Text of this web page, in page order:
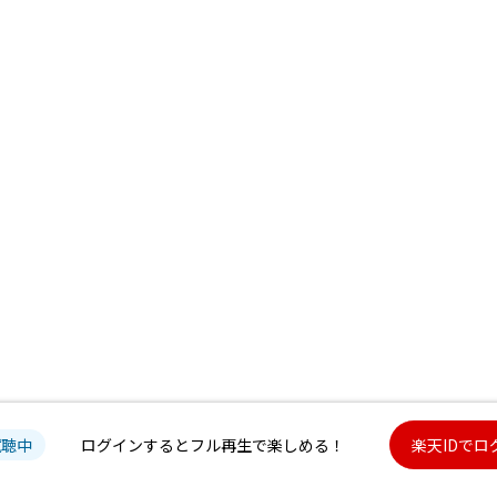
中 ログインするとフル再生で楽しめる！ 楽天IDでロ